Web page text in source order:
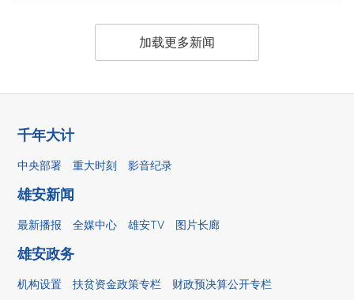
加载更多新闻
千年大计
中央部署 重大时刻 影音纪录
雄安新闻
最新播报 全媒中心 雄安TV 图片长廊
雄安政务
机构设置 扶贫资金政策专栏
财政预决算公开专栏